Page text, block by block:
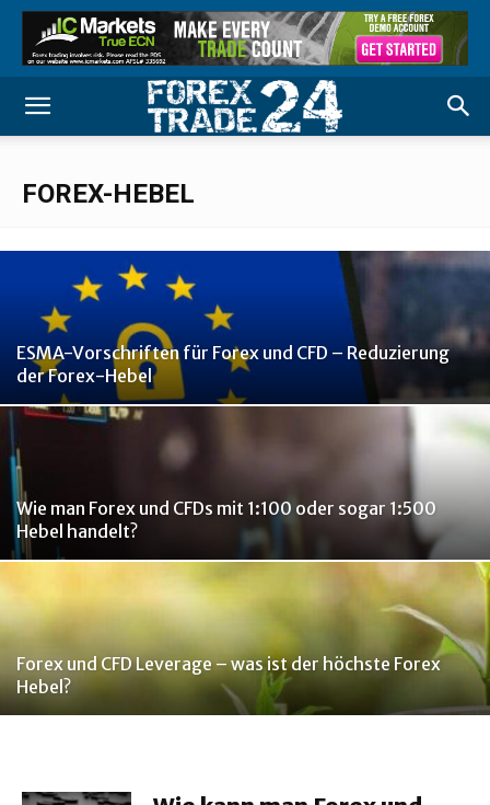
FOREX-HEBEL
ESMA-Vorschriften für Forex und CFD – Reduzierung
der Forex-Hebel
Wie man Forex und CFDs mit 1:100 oder sogar 1:500
Hebel handelt?
Forex und CFD Leverage – was ist der höchste Forex
Hebel?